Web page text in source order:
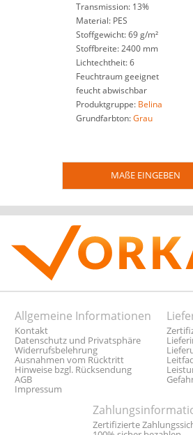
Transmission: 13%
Material: PES
Stoffgewicht: 69 g/m²
Stoffbreite: 2400 mm
Lichtechtheit: 6
Feuchtraum geeignet
feucht abwischbar
Produktgruppe: Belina
Grundfarbton:Grau
MAßE EINGEBEN
Allgemeine Informationen
Kontakt
Datenschutz und Privatsphäre
Widerrufsbelehrung
Ausnahmen vom Rücktritt
Hinweise bzgl. Rücksendung
AGB
Impressum
Zertifizierte